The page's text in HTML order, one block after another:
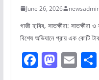
June 26, 2026
গাজী হাবিব, সাতক্ষীরা: সাতক্ষীরা
বিশেষ অভিযানে প্রায় এক কোটি
F M E S